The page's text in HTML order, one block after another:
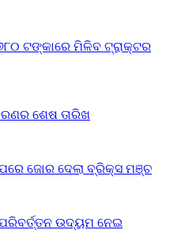
ଟଙ୍କାରେ ମିଳିବ ଟ୍ରାକ୍ଟର
ଶେଷ ତାରିଖ
ଜୋର ଦେଲା ବ୍ରିକ୍ସ ମଞ୍ଚ
ଉଦ୍ୟମ ନେଇ